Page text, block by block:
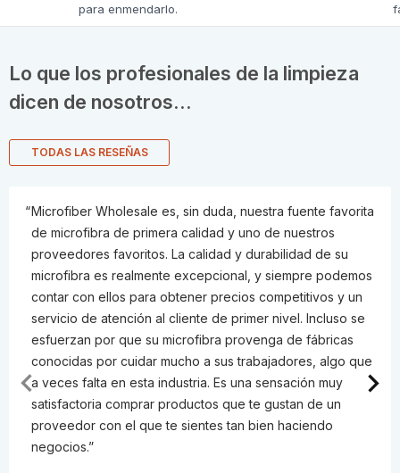
para enmendarlo.
Lo que los profesionales de la limpieza
dicen de nosotros...
TODAS LAS RESEÑAS
Microfiber Wholesale es, sin duda, nuestra fuente favorita
de microfibra de primera calidad y uno de nuestros
proveedores favoritos. La calidad y durabilidad de su
microfibra es realmente excepcional, y siempre podemos
contar con ellos para obtener precios competitivos y un
servicio de atención al cliente de primer nivel. Incluso se
esfuerzan por que su microfibra provenga de fábricas
conocidas por cuidar mucho a sus trabajadores, algo que
a veces falta en esta industria. Es una sensación muy
satisfactoria comprar productos que te gustan de un
proveedor con el que te sientes tan bien haciendo
negocios.